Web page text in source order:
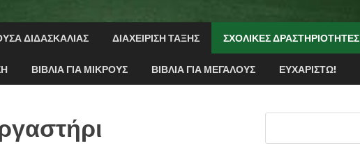
ΔΙΔΑΣΚΑΛΊΑΣ ΔΙΑΧΕΊΡΙΣΗ ΤΆΞΗΣ ΣΧΟΛΙΚΈΣ ΔΡΑΣΤΗΡΙΌΤΗΤΕΣ
ΒΙΒΛΊΑ ΓΙΑ ΜΙΚΡΟΎΣ ΒΙΒΛΊΑ ΓΙΑ ΜΕΓΆΛΟΥΣ ΕΥΧΑΡΙΣΤΏ!